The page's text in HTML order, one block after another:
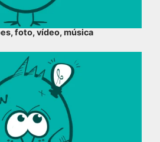
foto, vídeo, música